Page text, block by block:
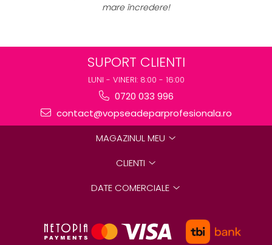
SUPORT CLIENTI
LUNI - VINERI: 8:00 - 16:00
0720 033 996
contact@vopseadeparprofesionala.ro
MAGAZINUL MEU
CLIENTI
DATE COMERCIALE